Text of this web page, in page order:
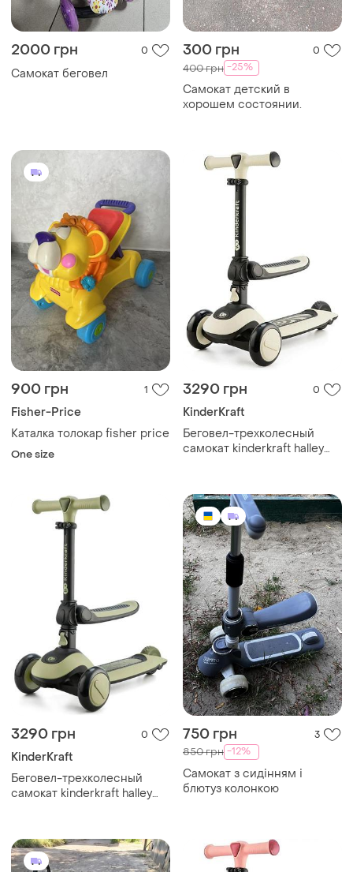
2000 грн 0
Самокат беговел
300 грн 0
400 грн -25%
Самокат детский в
хорошем состоянии.
900 грн 1
Fisher-Price
Каталка толокар fisher price
One size
3290 грн 0
KinderKraft
Беговел-трехколесный
самокат kinderkraft halley
3290 грн 0
KinderKraft
Беговел-трехколесный
самокат kinderkraft halley
750 грн 3
850 грн -12%
Самокат з сидінням і
блютуз колонкою